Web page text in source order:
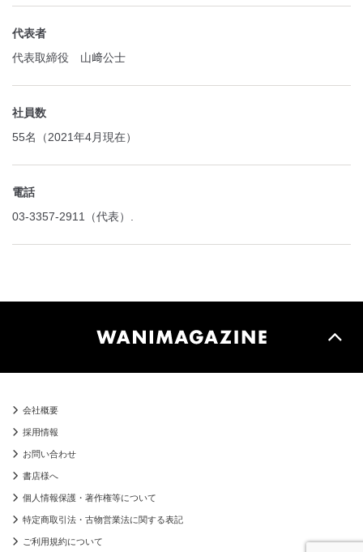
代表者
代表取締役 山﨑公士
社員数
55名（2021年4月現在）
電話
03-3357-2911（代表）.
会社概要
採用情報
お問い合わせ
書店様へ
個人情報保護・著作権等について
特定商取引法・古物営業法に関する表記
ご利用規約について